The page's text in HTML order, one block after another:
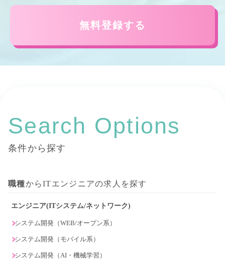
無料登録する
Search Options
条件から探す
職種からITエンジニアの求人を探す
エンジニア(ITシステム/ネットワーク)
システム開発（WEB/オープン系）
システム開発（モバイル系）
システム開発（AI・機械学習）